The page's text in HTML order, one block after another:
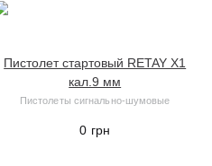
Пистолет стартовый RETAY X1
кал.9 мм
Пистолеты сигнально-шумовые
0 грн